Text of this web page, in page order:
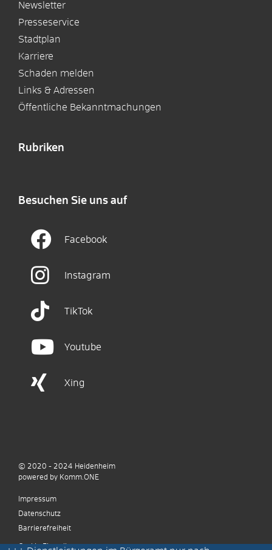
Newsletter
Presseservice
Stadtplan
Karriere
Schaden melden
Links & Adressen
Öffentliche Bekanntmachungen
Rubriken
Besuchen Sie uns auf
Facebook
Instagram
TikTok
Youtube
Xing
© 2020 - 2024 Heidenheim
powered by Komm.ONE
Impressum
Datenschutz
Barrierefreiheit
Cookie Einstellungen